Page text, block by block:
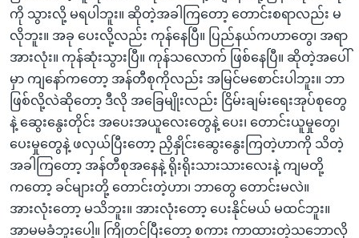
ကို သွားလို့ မရပါဘူး။ ဆိုတဲ့အခါကြတော့ တောင်းစရာလည်း မ
လိုဘူး။ အခု ပေးလို့လည်း ကုန်နေပြီ။ ပြည်နယ်ကဟာတွေ၊ အရာ
အားလုံး။ ကုန်ဆုံးသွားပြီ။ ကုန်သလောက် ဖြစ်နေပြီ။ ဆိုတဲ့အပေါ်
မှာ ကျနော်ကတော့ အန်တီစုကိုလည်း အမြင်မစောင်းပါဘူး။ ဘာ
ဖြစ်လို့လဲဆိုတော့ ဒီလို အခြေမျိုးလည်း ငြိမ်းချမ်းရေးအုပ်စုတွေ
နဲ့ ဆွေးနွေးတိုင်း အပေးအယူလေးတွေနဲ့ ပေး၊ တောင်းယူမှုတွေ၊
ပေးမှုတွေနဲ့ ဖလှယ်ပြီးတော့ ညှိနှိုင်းဆွေးနွေးကြတဲ့ဟာကို သိတဲ့
အခါကြတော့ အန်တီစုအနေနဲ့ ရိုးရိုးသားသားလေးနဲ့ ကျမတို့
ကတော့ ခင်များတို့ တောင်းတဲ့ဟာ၊ ဘာတွေ တောင်းမလဲ။
အားလုံးတော့ မသိဘူး။ အားလုံးတော့ ပေးနိုင်မယ် မထင်ဘူး။
အာမမခံဘူးပေါ့။ ကြိုတင်ပြီးတော့ စကား ကာထားတဲ့သဘောလို